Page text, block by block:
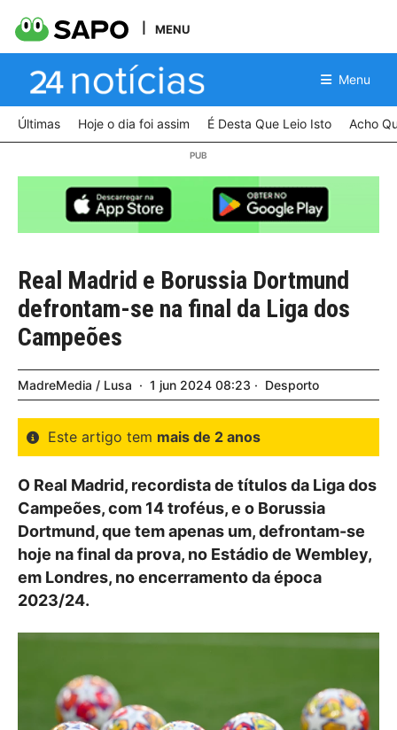
MENU
Menu
Últimas Hoje o dia foi assim É Desta Que Leio Isto Acho
Real Madrid e Borussia Dortmund
defrontam-se na final da Liga dos
Campeões
MadreMedia / Lusa 1 jun 2024 08:23 Desporto
Este artigo tem mais de 2 anos
O Real Madrid, recordista de títulos da Liga dos
Campeões, com 14 troféus, e o Borussia
Dortmund, que tem apenas um, defrontam-se
hoje na final da prova, no Estádio de Wembley,
em Londres, no encerramento da época
2023/24.